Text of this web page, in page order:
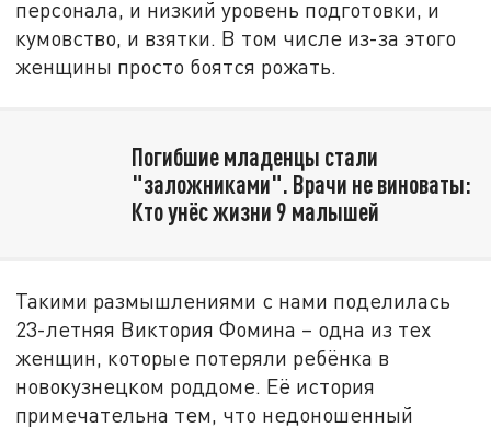
персонала, и низкий уровень подготовки, и
кумовство, и взятки. В том числе из-за этого
женщины просто боятся рожать.
Погибшие младенцы стали
"заложниками". Врачи не виноваты:
Кто унёс жизни 9 малышей
Такими размышлениями с нами поделилась
23-летняя Виктория Фомина – одна из тех
женщин, которые потеряли ребёнка в
новокузнецком роддоме. Её история
примечательна тем, что недоношенный